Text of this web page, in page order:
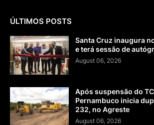
ÚLTIMOS POSTS
Santa Cruz inaugura
e terá sessão de
August 06, 2026
Após suspensão do
Pernambuco inicia
232, no Agreste
August 06, 2026